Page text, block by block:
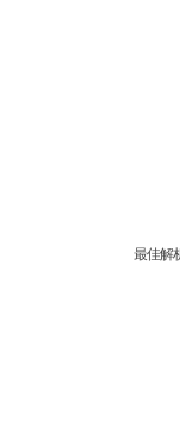
最佳解